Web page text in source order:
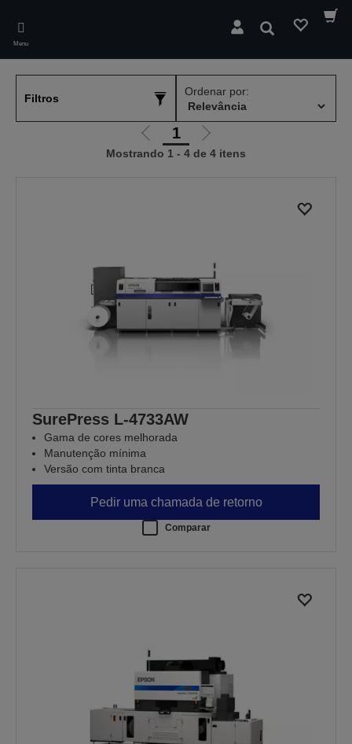
main
content
Menu
Pesquisar
Filtros
Ordenar por:
Ir
para
1
Ir
para
Mostrando 1 - 4 de 4 itens
SurePress L-4733AW
Gama de cores melhorada
Manutenção mínima
Versão com tinta branca
Pedir uma chamada de retorno
Comparar